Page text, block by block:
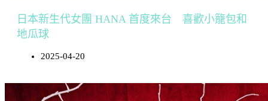
日本新生代女團 HANA 首度來台 喜歡小籠包和
地瓜球
2025-04-20